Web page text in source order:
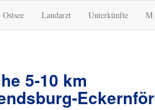
Ostsee Landarzt Unterkünfte M
5-10 km